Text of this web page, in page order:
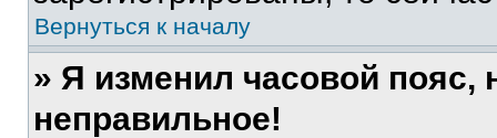
Вернуться к началу
» Я изменил часовой пояс,
неправильное!